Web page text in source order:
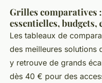
Grilles comparatives
essentielles,
Les tableaux de
des meilleures solutions
y retrouve de grands
dès 40 € pour des